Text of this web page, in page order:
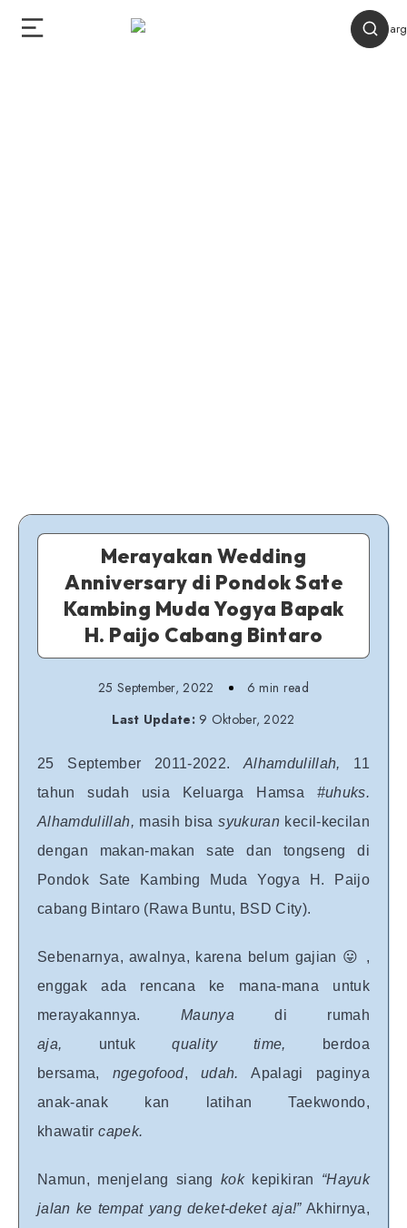
Merayakan Wedding
Anniversary di Pondok Sate
Kambing Muda Yogya Bapak
H. Paijo Cabang Bintaro
25 September, 2022
6 min read
Last Update: 9 Oktober, 2022
25 September 2011-2022. Alhamdulillah, 11
tahun sudah usia Keluarga Hamsa #uhuks.
Alhamdulillah, masih bisasyukuran kecil-kecilan
dengan makan-makan sate dan tongseng di
Pondok Sate Kambing Muda Yogya H. Paijo
cabang Bintaro (Rawa Buntu, BSD City).
Sebenarnya, awalnya, karena belum gajian 😛 ,
enggak ada rencana ke mana-mana untuk
merayakannya. Maunyadi rumah
aja, untukquality time,
berdoa
bersama, ngegofood, udah.Apalagi paginya
anak-anak kan latihan Taekwondo,
khawatircapek.
Namun, menjelang siangkok kepikiran “Hayuk
jalan ke tempat yang deket-deket aja!”Akhirnya,